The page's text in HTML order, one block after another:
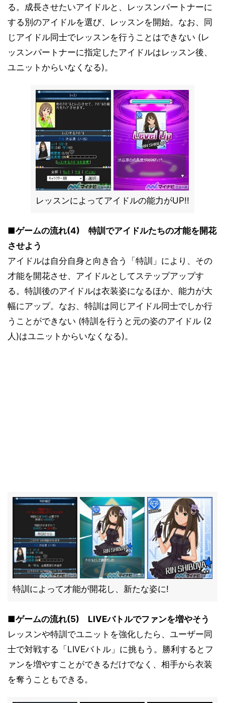
る。成長させたいアイドルと、レッスンパートナーに
する別のアイドルを選び、レッスンを開始。なお、同
じアイドル同士でレッスンを行うことはできない (レ
ッスンパートナーに指定したアイドルはレッスン後、
ユニットからいなくなる)。
レッスンによってアイドルの能力がUP!!
■ゲームの流れ(4) 特訓でアイドルたちの才能を開花
させよう
アイドルは自分自身と向き合う「特訓」により、その
才能を開花させ、アイドルとしてステップアップす
る。特訓後のアイドルは衣装姿になるほか、能力が大
幅にアップ。なお、特訓は同じアイドル同士でしか行
うことができない (特訓を行うと元の姿のアイドル (2
人)はユニットからいなくなる)。
特訓によって才能が開花し、新たな姿に!
■ゲームの流れ(5) LIVEバトルでファンを増やそう
レッスンや特訓でユニットを強化したら、ユーザー同
士で対戦する「LIVEバトル」に挑もう。勝利するとフ
ァンを増やすことができるだけでなく、相手から衣装
を奪うこともできる。